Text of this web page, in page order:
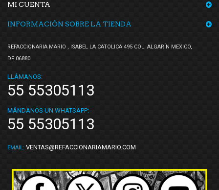
MI CUENTA
INFORMACIÓN SOBRE LA TIENDA
REFACCIONARIA MARIO , ISABEL LA CATOLICA 495 COL. ALGARÍN MEXICO,
DF 06880
LLÁMANOS:
55 55305113
MÁNDANOS UN WHATSAPP:
55 55305113
EMAIL: VENTAS@REFACCIONARIAMARIO.COM